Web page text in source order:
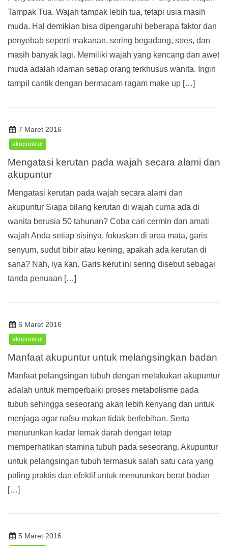
Tampak Tua. Wajah tampak lebih tua, tetapi usia masih
muda. Hal demikian bisa dipengaruhi beberapa faktor dan
penyebab seperti makanan, sering begadang, stres, dan
masih banyak lagi. Memiliki wajah yang kencang dan awet
muda adalah idaman setiap orang terkhusus wanita. Ingin
tampil cantik dengan bermacam ragam make up […]
7 Maret 2016
akupunktur
Mengatasi kerutan pada wajah secara alami dan
akupuntur
Mengatasi kerutan pada wajah secara alami dan
akupuntur Siapa bilang kerutan di wajah cuma ada di
wanita berusia 50 tahunan? Coba cari cermin dan amati
wajah Anda setiap sisinya, fokuskan di area mata, garis
senyum, sudut bibir atau kening, apakah ada kerutan di
sana? Nah, iya kan. Garis kerut ini sering disebut sebagai
tanda penuaan […]
6 Maret 2016
akupunktur
Manfaat akupuntur untuk melangsingkan badan
Manfaat pelangsingan tubuh dengan melakukan akupuntur
adalah untuk memperbaiki proses metabolisme pada
tubuh sehingga seseorang akan lebih kenyang dan untuk
menjaga agar nafsu makan tidak berlebihan. Serta
menurunkan kadar lemak darah dengan tetap
memperhatikan stamina tubuh pada seseorang. Akupuntur
untuk pelangsingan tubuh termasuk salah satu cara yang
paling praktis dan efektif untuk menurunkan berat badan
[…]
5 Maret 2016